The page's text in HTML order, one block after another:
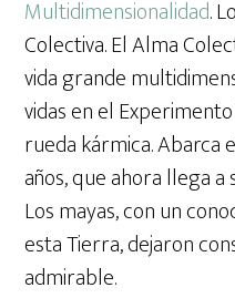
Multidimensionalidad.
Colectiva. El Alma
vida grande
vidas en el
rueda kármica. Abarca
años, que ahora llega
Los mayas, con un
esta Tierra, dejaron
admirable.